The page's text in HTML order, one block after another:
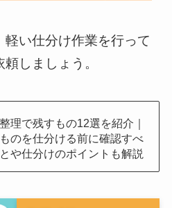
い仕分け作業を行って
しましょう。
理で残すもの12選を紹介｜
のを仕分ける前に確認すべ
や仕分けのポイントも解説